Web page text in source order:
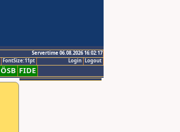
Servertime 06.08.2026 16:02:17
Logout
Login
FontSize:11pt
ÖSB FIDE